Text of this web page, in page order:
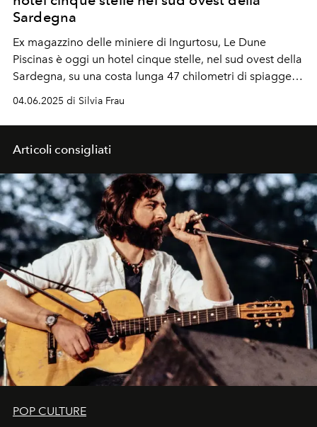
Sardegna
Ex magazzino delle miniere di Ingurtosu, Le Dune
Piscinas è oggi un hotel cinque stelle, nel sud ovest della
Sardegna, su una costa lunga 47 chilometri di spiagge e
04.06.2025 di Silvia Frau
Articoli consigliati
POP CULTURE